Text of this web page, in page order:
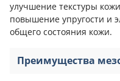
улучшение текстуры
повышение упругости и
общего состояния кожи.
Преимущества